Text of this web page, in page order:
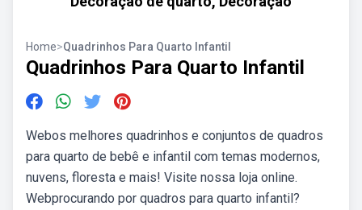
Home>Quadrinhos Para Quarto Infantil
Quadrinhos Para Quarto Infantil
Webos melhores quadrinhos e conjuntos de quadros
para quarto de bebê e infantil com temas modernos,
nuvens, floresta e mais! Visite nossa loja online.
Webprocurando por quadros para quarto infantil?